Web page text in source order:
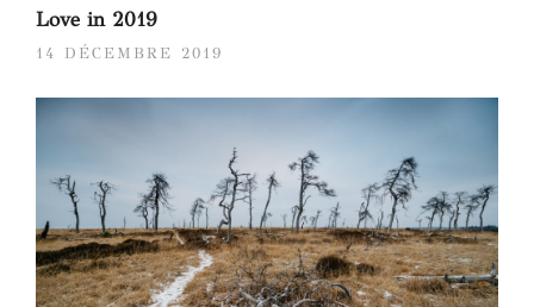
Love in 2019
14 DÉCEMBRE 2019